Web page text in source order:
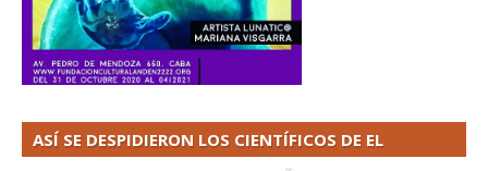
ASÍ SE DESPIDIERON LOS CIENTÍFICOS DE EL